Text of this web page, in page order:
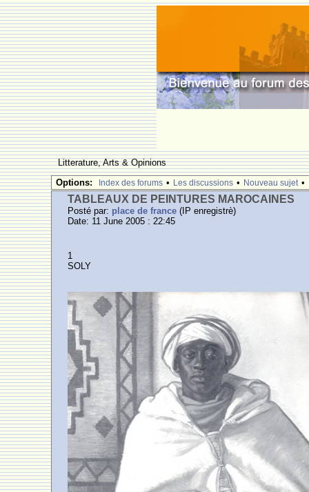
Litterature, Arts & Opinions
Options:
Index des forums • Les discussions • Nouveau sujet •
TABLEAUX DE PEINTURES MAROCAINES
Posté par: place de france (IP enregistrè)
Date: 11 June 2005 : 22:45
1
SOLY